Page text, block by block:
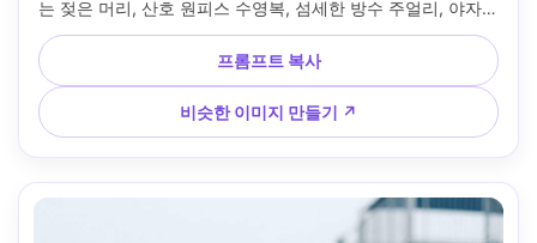
는 젖은 머리, 산호 원피스 수영복, 섬세한 방수 주얼리, 야자수
잎과 청록색 워터 보케 뒤에, 골든 아워 사이드 라이트, 소니
A7IV, 85mm f/1.4, 허리 위로 프레임, 로맨틱한 여름 무드, 은
은한 광택이 있는 자연스러운 피부 질감, 부드러운 시네마틱
그레이드, 샤프 포커스, 고해상도 --ar 4:5
프롬프트 복사
비슷한 이미지 만들기 ↗